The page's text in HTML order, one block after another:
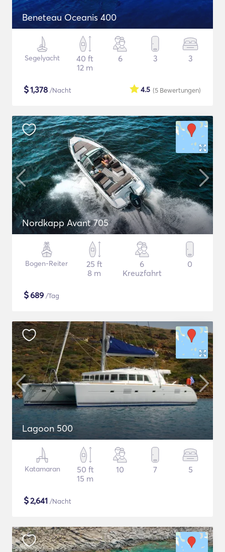
Beneteau Oceanis 400
Segelyacht
40 ft
12 m
6 3 3
$1,378 /Nacht (5 Bewertungen)
4.5
Nordkapp Avant 705
Bogen-Reiter
25 ft
8 m
6
Kreuzfahrt
0
$689 /Tag
Lagoon 500
Katamaran
50 ft
15 m
10 7 5
$2,641 /Nacht